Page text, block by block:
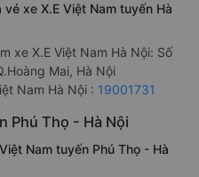
xe X.E Việt Nam tuyến Hà
xe X.E Việt Nam Hà Nội: Số
Mai, Hà Nội
Nam Hà Nội : 19001731
Phú Thọ - Hà Nội
Nam tuyến Phú Thọ - Hà